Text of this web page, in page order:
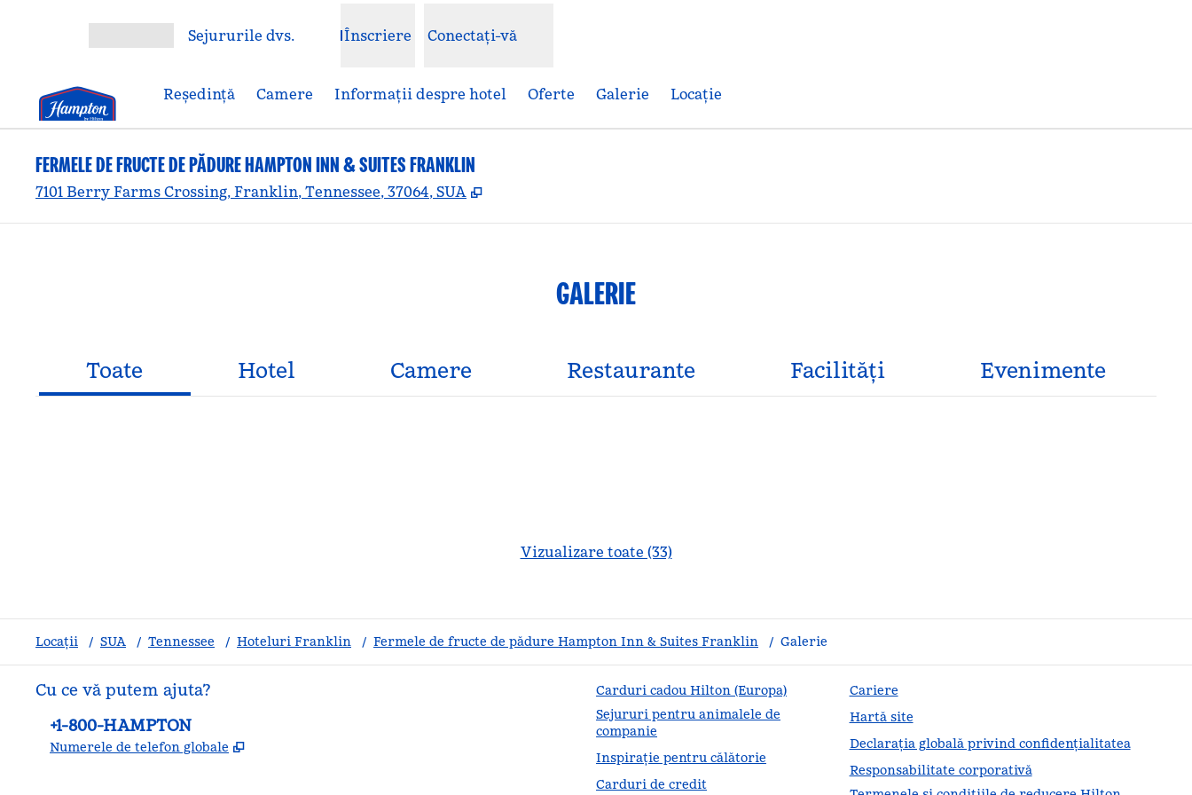
Deschideți meniulSejururile dvs. Înscriere Conectați-vă
Reşedinţă Camere Informații despre hotel Oferte Galerie Locaţie
FERMELE DE FRUCTE DE PĂDURE HAMPTON INN & SUITES FRANKLIN
7101 Berry Farms Crossing, Franklin, Tennessee, 37064, SUA ,
GALERIE
Toate Hotel Camere Restaurante Facilităţi Evenimente
Vizualizare toate (33)
Locații / SUA / Tennessee / Hoteluri Franklin / Fermele de fructe de pădure Hampton Inn & Suites Franklin / Galerie
Cu ce vă putem ajuta?
Telefon:
+1-800-HAMPTON
Numerele de telefon globale ,
Carduri cadou Hilton (Europa)
Sejururi pentru animalele de
companie
Inspirație pentru călătorie
Carduri de credit
Cariere
Hartă site
Declarația globală privind confidenţialitatea
Responsabilitate corporativă